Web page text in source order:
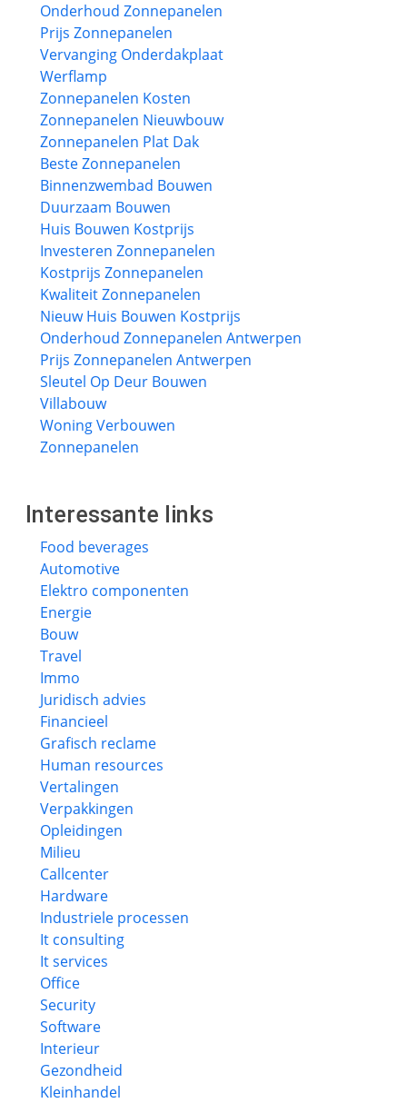
Onderhoud Zonnepanelen
Prijs Zonnepanelen
Vervanging Onderdakplaat
Werflamp
Zonnepanelen Kosten
Zonnepanelen Nieuwbouw
Zonnepanelen Plat Dak
Beste Zonnepanelen
Binnenzwembad Bouwen
Duurzaam Bouwen
Huis Bouwen Kostprijs
Investeren Zonnepanelen
Kostprijs Zonnepanelen
Kwaliteit Zonnepanelen
Nieuw Huis Bouwen Kostprijs
Onderhoud Zonnepanelen Antwerpen
Prijs Zonnepanelen Antwerpen
Sleutel Op Deur Bouwen
Villabouw
Woning Verbouwen
Zonnepanelen
Interessante links
Food beverages
Automotive
Elektro componenten
Energie
Bouw
Travel
Immo
Juridisch advies
Financieel
Grafisch reclame
Human resources
Vertalingen
Verpakkingen
Opleidingen
Milieu
Callcenter
Hardware
Industriele processen
It consulting
It services
Office
Security
Software
Interieur
Gezondheid
Kleinhandel